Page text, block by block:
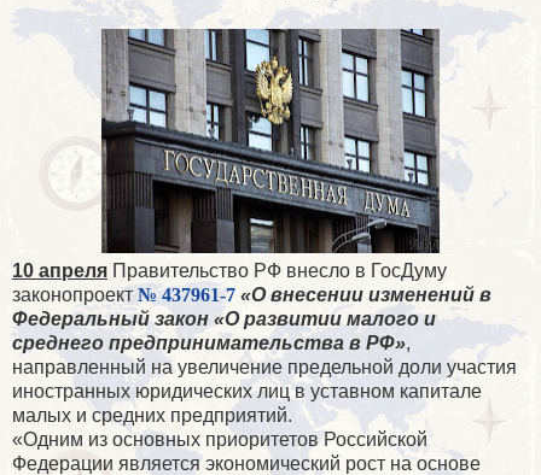
10 апреля Правительство РФ внесло в ГосДуму
законопроект № 437961-7 «О внесении изменений в
Федеральный закон «О развитии малого и
среднего предпринимательства в РФ»,
направленный на увеличение предельной доли участия
иностранных юридических лиц в уставном капитале
малых и средних предприятий.
«Одним из основных приоритетов Российской
Федерации является экономический рост на основе